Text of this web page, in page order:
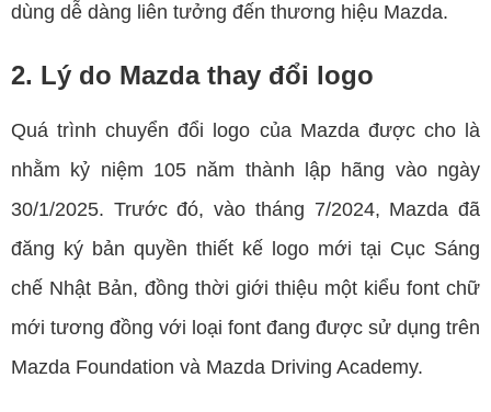
dùng dễ dàng liên tưởng đến thương hiệu Mazda.
2. Lý do Mazda thay đổi logo
Quá trình chuyển đổi logo của Mazda được cho là
nhằm kỷ niệm 105 năm thành lập hãng vào ngày
30/1/2025. Trước đó, vào tháng 7/2024, Mazda đã
đăng ký bản quyền thiết kế logo mới tại Cục Sáng
chế Nhật Bản, đồng thời giới thiệu một kiểu font chữ
mới tương đồng với loại font đang được sử dụng trên
Mazda Foundation và Mazda Driving Academy.